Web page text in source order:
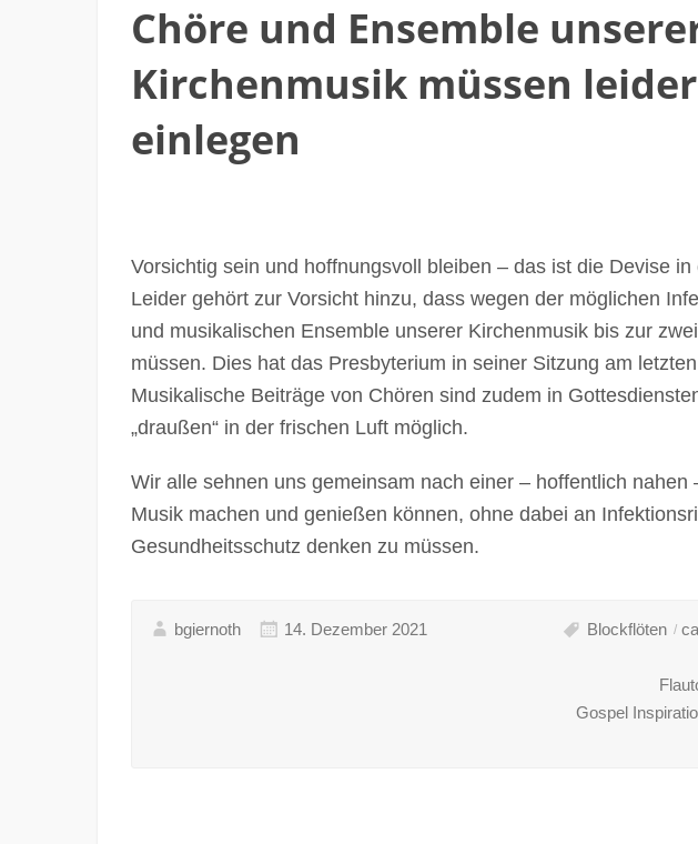
Chöre und Ensemble
Kirchenmusik müssen
einlegen
Vorsichtig sein und hoffnungsvoll bleiben – das ist die Devise
Leider gehört zur Vorsicht hinzu, dass wegen der möglichen
und musikalischen Ensemble unserer Kirchenmusik bis zur
müssen. Dies hat das Presbyterium in seiner Sitzung am
Musikalische Beiträge von Chören sind zudem in
„draußen“ in der frischen Luft möglich.
Wir alle sehnen uns gemeinsam nach einer – hoffentlich nahen
Musik machen und genießen können, ohne dabei an
Gesundheitsschutz denken zu müssen.
bgiernoth 14. Dezember 2021 Blockflöten
Gospel